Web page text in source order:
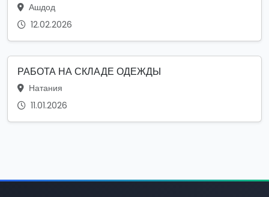
Ашдод
12.02.2026
РАБОТА НА СКЛАДЕ ОДЕЖДЫ
Натания
11.01.2026